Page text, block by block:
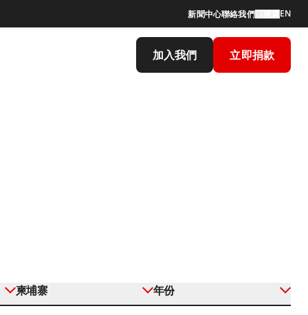
新聞中心聯絡我們 EN
加入我們 立即捐款
柬埔寨 年份